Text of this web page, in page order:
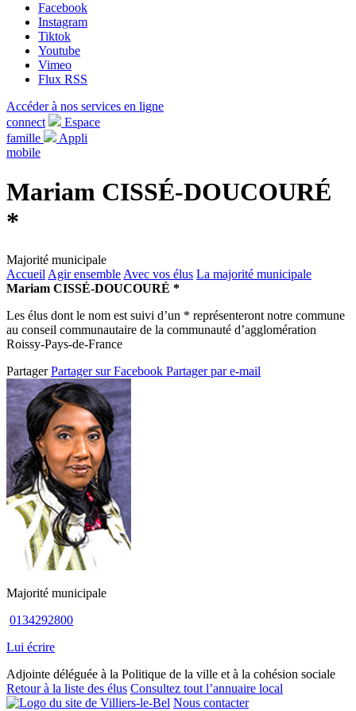
Facebook
Instagram
Tiktok
Youtube
Vimeo
Flux RSS
Accéder à nos services en ligne
connect
Espace
famille
Appli
mobile
Mariam CISSÉ-DOUCOURÉ
*
Majorité municipale
Accueil Agir ensemble Avec vos élus La majorité municipale
Mariam CISSÉ-DOUCOURÉ *
Les élus dont le nom est suivi d’un * représenteront notre commune
au conseil communautaire de la communauté d’agglomération
Roissy-Pays-de-France
Partager Partager sur Facebook Partager par e-mail
Majorité municipale
0134292800
Lui écrire
Adjointe déléguée à la Politique de la ville et à la cohésion sociale
Retour à la liste des élus Consultez tout l’annuaire local
Nous contacter